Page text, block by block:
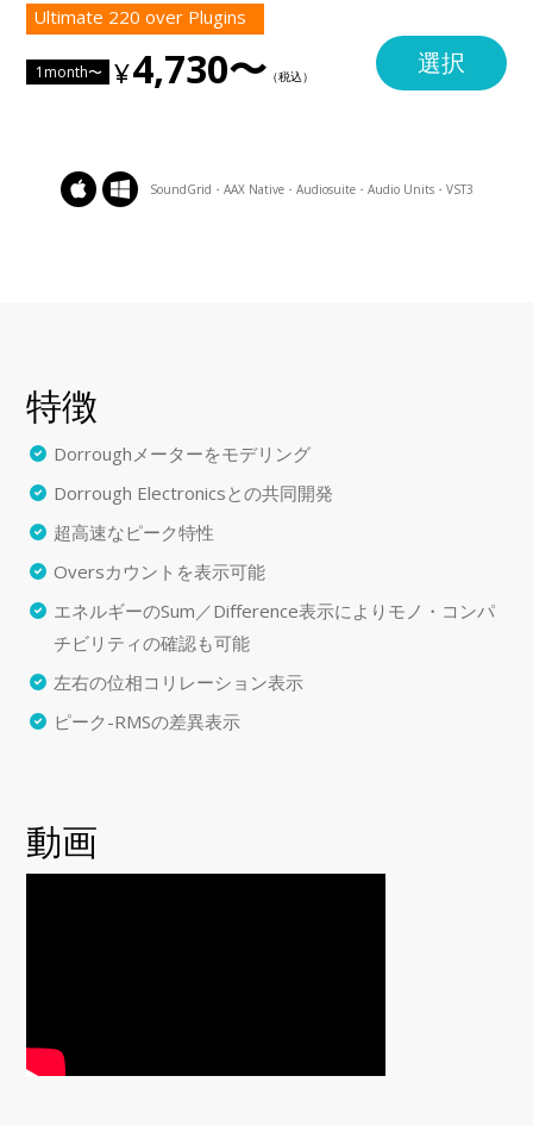
Ultimate 220 over Plugins
1month〜 4,730〜 選択
SoundGrid・AAX Native・Audiosuite・Audio Units・VST3
特徴
Dorroughメーターをモデリング
Dorrough Electronicsとの共同開発
超高速なピーク特性
Oversカウントを表示可能
エネルギーのSum／Difference表示によりモノ・コンパ
チビリティの確認も可能
左右の位相コリレーション表示
ピーク-RMSの差異表示
動画